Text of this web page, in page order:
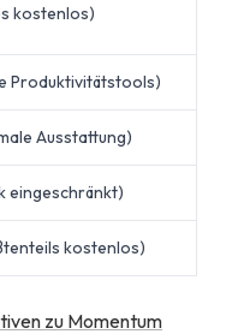
kostenlos)
Produktivitätstools)
Ausstattung)
eingeschränkt)
kostenlos)
zu Momentum